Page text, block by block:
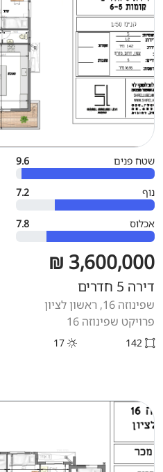
שטח פנים 9.6
נוף 7.2
אכלוס 7.8
3,600,000 ₪
דירה 5 חדרים
שפינוזה 16, ראשון לציון
פרויקט שפינוזה 16